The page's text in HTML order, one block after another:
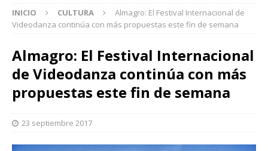
INICIO CULTURA
Almagro: El Festival Internacional de
Videodanza continúa con más propuestas este fin de semana
Almagro: El Festival Internacional
de Videodanza continúa con más
propuestas este fin de semana
23 septiembre 2017